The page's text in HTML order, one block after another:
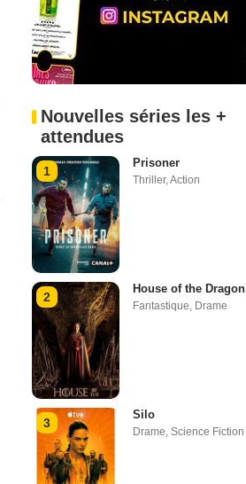
Nouvelles séries les +
attendues
1
Prisoner
Thriller,Action
2
House of the Dragon
Fantastique, Drame
3
Silo
Drame, Science Fiction